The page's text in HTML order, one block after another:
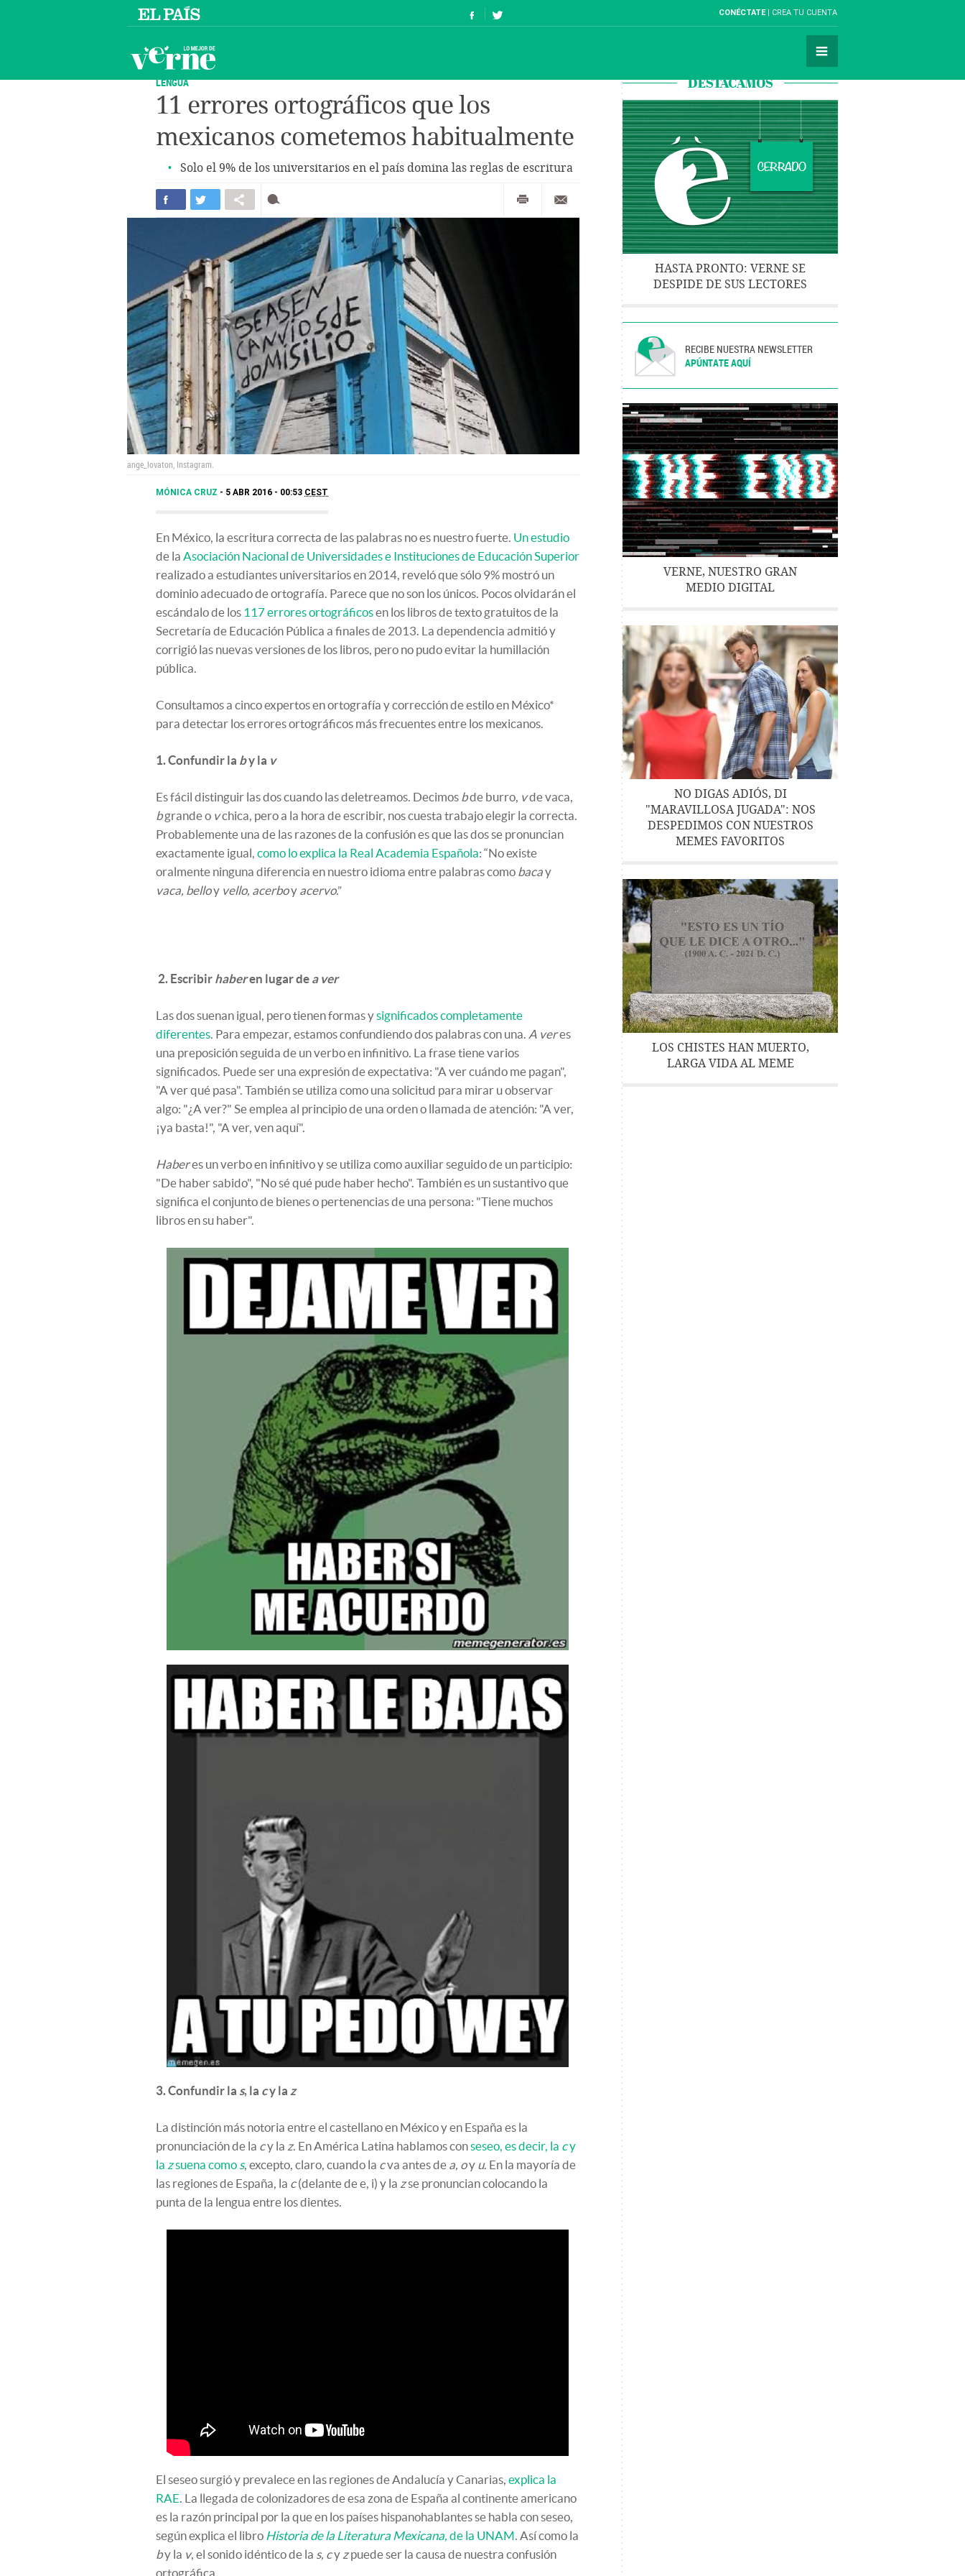
CONÉCTATE CREA TU CUENTA
LENGUA
11 errores ortográficos que los
mexicanos cometemos habitualmente
Solo el 9% de los universitarios en el país domina las reglas de escritura
ange_lovaton, Instagram.
MÓNICA CRUZ 5 ABR 2016 - 00:53 CEST
En México, la escritura correcta de las palabras no es nuestro fuerte. Un estudio
de la Asociación Nacional de Universidades e Instituciones de Educación Superior
realizado a estudiantes universitarios en 2014, reveló que sólo 9% mostró un
dominio adecuado de ortografía. Parece que no son los únicos. Pocos olvidarán el
escándalo de los 117 errores ortográficosen los libros de texto gratuitos de la
Secretaría de Educación Pública a finales de 2013. La dependencia admitió y
corrigió las nuevas versiones de los libros, pero no pudo evitar la humillación
pública.
Consultamos a cinco expertos en ortografía y corrección de estilo en México*
para detectar los errores ortográficos más frecuentes entre los mexicanos.
1. Confundir la by la v
Es fácil distinguir las dos cuando las deletreamos. Decimos bde burro, vde vaca,
bgrande o vchica, pero a la hora de escribir, nos cuesta trabajo elegir la correcta.
Probablemente una de las razones de la confusión es que las dos se pronuncian
exactamente igual, como lo explica la Real Academia Española: “No existe
oralmente ninguna diferencia en nuestro idioma entre palabras como bacay
vaca, belloy vello, acerboy acervo.”
2. Escribir haberen lugar de a ver
Las dos suenan igual, pero tienen formas ysignificados completamente
diferentes. Para empezar, estamos confundiendo dos palabras con una. A veres
una preposición seguida de un verbo en infinitivo. La frase tiene varios
significados. Puede ser una expresión de expectativa: "A ver cuándo me pagan",
"A ver qué pasa". También se utiliza como una solicitud para mirar u observar
algo: "¿A ver?" Se emplea al principio de una orden o llamada de atención: "A ver,
¡ya basta!", "A ver, ven aquí".
Haberes un verbo en infinitivo y se utiliza como auxiliar seguido de un participio:
"De haber sabido", "No sé qué pude haber hecho". También es un sustantivo que
significa el conjunto de bienes o pertenencias de una persona: "Tiene muchos
libros en su haber".
3. Confundir la s, la cy la z
La distinción más notoria entre el castellano en México y en España es la
pronunciación de la cy la z. En América Latina hablamos conseseo, es decir, la cy
la zsuena como s, excepto, claro, cuando la cva antes de a, oy u. En la mayoría de
las regiones de España, la c(delante de e, i) y la zse pronuncian colocando la
punta de la lengua entre los dientes.
El seseo surgió y prevalece en las regiones de Andalucía y Canarias, explica la
RAE. La llegada de colonizadores de esa zona de España al continente americano
es la razón principal por la que en los países hispanohablantes se habla con seseo,
según explica el libro Historia de la Literatura Mexicana, de la UNAM. Así como la
by la v, el sonido idéntico de la s, cy zpuede ser la causa de nuestra confusión
ortográfica.
DESTACAMOS
HASTA PRONTO: VERNE SE
DESPIDE DE SUS LECTORES
RECIBE NUESTRA NEWSLETTER
APÚNTATE AQUÍ
VERNE, NUESTRO GRAN
MEDIO DIGITAL
NO DIGAS ADIÓS, DI
"MARAVILLOSA JUGADA": NOS
DESPEDIMOS CON NUESTROS
MEMES FAVORITOS
LOS CHISTES HAN MUERTO,
LARGA VIDA AL MEME